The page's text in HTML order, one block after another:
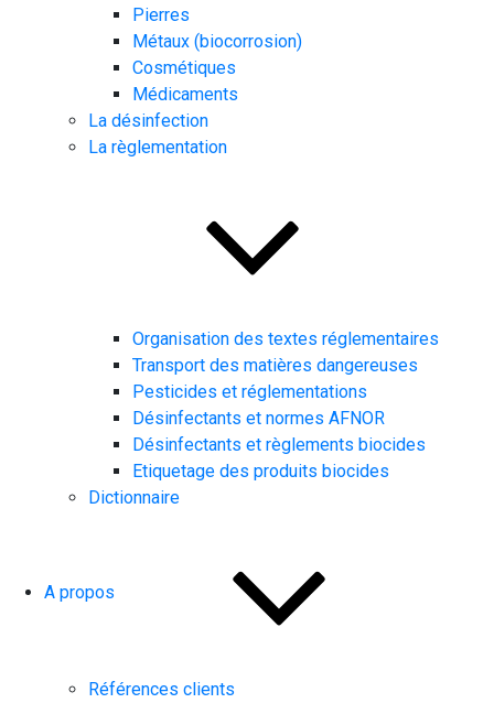
Pierres
Métaux (biocorrosion)
Cosmétiques
Médicaments
La désinfection
La règlementation
Organisation des textes réglementaires
Transport des matières dangereuses
Pesticides et réglementations
Désinfectants et normes AFNOR
Désinfectants et règlements biocides
Etiquetage des produits biocides
Dictionnaire
A propos
Références clients